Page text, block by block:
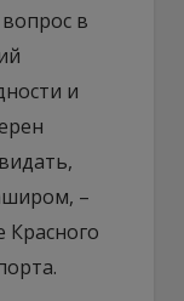
в
и
–
Красного